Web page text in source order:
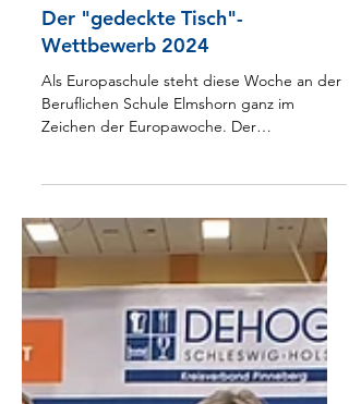
27. Juni 2024
Wettbewerb 2024
Als Europaschule steht diese Woche an der